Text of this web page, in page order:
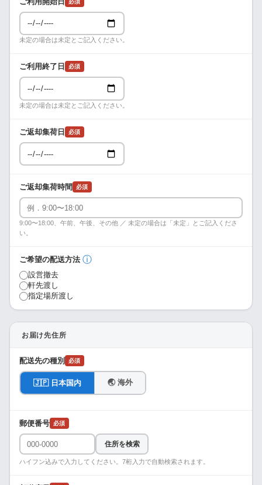
未定の場合は未定とご記入ください。
ご利用終了日 必須
未定の場合は未定とご記入ください。
ご返却集荷日 必須
ご返却集荷時間 必須
9:00〜18:00、午前、午後、その他 ／ 未定の場合は「未定」とご記入くださ
い。
ご希望の配送方法 ⓘ
設営撤去
軒先渡し
指定場所渡し
お届け先住所
配送先の種別 必須
🇯🇵 日本国内 🌏 海外
郵便番号 必須
住所を検索
ハイフン込みで入力してください。7桁入力で自動検索されます。